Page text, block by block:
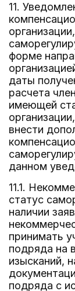
11.
форме
даты
расчета
имеющей
внести
данном
11.1.
статус
наличии
принимать
подряда на
изысканий,
подряда с